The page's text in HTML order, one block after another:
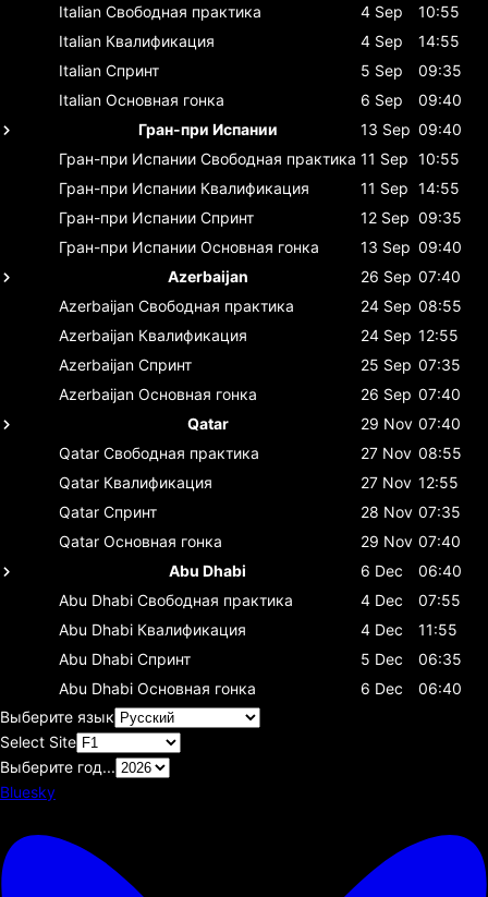
Italian Свободная практика 4 Sep
10:55
Italian Квалификация 4 Sep
14:55
Italian Спринт 5 Sep
09:35
Italian Основная гонка 6 Sep
09:40
Гран-при Испании
13 Sep 09:40
Гран-при Испании Свободная практика 11 Sep 10:55
Гран-при Испании Квалификация 11 Sep 14:55
Гран-при Испании Спринт 12 Sep 09:35
Гран-при Испании Основная гонка 13 Sep 09:40
Azerbaijan
26 Sep 07:40
Azerbaijan Свободная практика 24 Sep 08:55
Azerbaijan Квалификация 24 Sep 12:55
Azerbaijan Спринт 25 Sep 07:35
Azerbaijan Основная гонка 26 Sep 07:40
Qatar
29 Nov 07:40
Qatar Свободная практика 27 Nov 08:55
Qatar Квалификация 27 Nov 12:55
Qatar Спринт 28 Nov 07:35
Qatar Основная гонка 29 Nov 07:40
Abu Dhabi
6 Dec
06:40
Abu Dhabi Свободная практика 4 Dec
07:55
Abu Dhabi Квалификация 4 Dec
11:55
Abu Dhabi Спринт 5 Dec
06:35
Abu Dhabi Основная гонка 6 Dec
06:40
Выберите язык
Select Site
Выберите год...
Bluesky